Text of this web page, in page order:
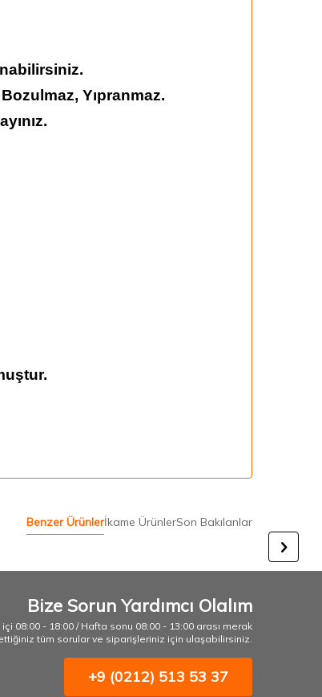
Yıpranmaz.
Benzer Ürünlerİkame ÜrünlerSon Bakılanlar
Bize Sorun Yardımcı Olalım
08:00 - 18:00 / Hafta sonu 08:00 - 13:00 arası merak
tüm sorular ve siparişleriniz için ulaşabilirsiniz.
+9 (0212) 513 53 37